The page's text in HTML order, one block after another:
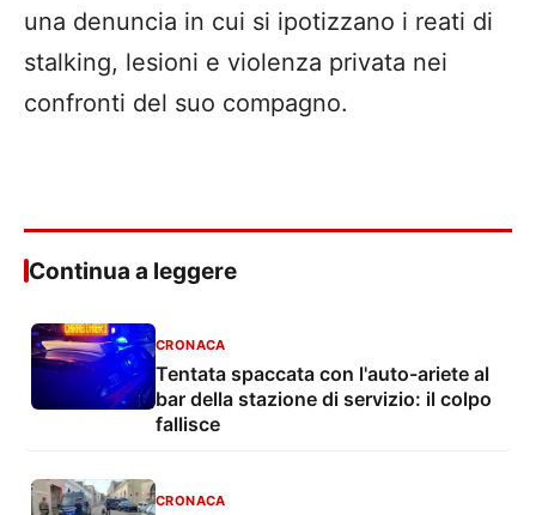
una denuncia in cui si ipotizzano i reati di
stalking, lesioni e violenza privata nei
confronti del suo compagno.
Continua a leggere
CRONACA
Tentata spaccata con l'auto-ariete al
bar della stazione di servizio: il colpo
fallisce
CRONACA